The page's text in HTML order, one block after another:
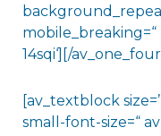
mobile_breaking=“
14sqi‘][/
[av_textblock
small-font-size=“